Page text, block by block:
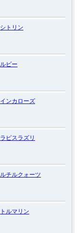
シトリン
ルビー
インカローズ
ラピスラズリ
ルチルクォーツ
トルマリン